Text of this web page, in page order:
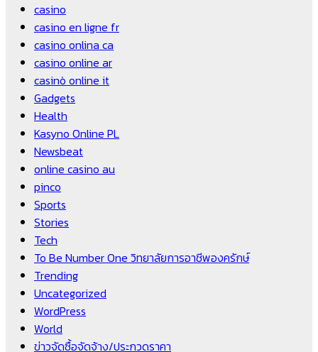
casino
casino en ligne fr
casino onlina ca
casino online ar
casinò online it
Gadgets
Health
Kasyno Online PL
Newsbeat
online casino au
pinco
Sports
Stories
Tech
To Be Number One วิทยาลัยการอาชีพองครักษ์
Trending
Uncategorized
WordPress
World
ข่าวจัดซื้อจัดจ้าง/ประกวดราคา